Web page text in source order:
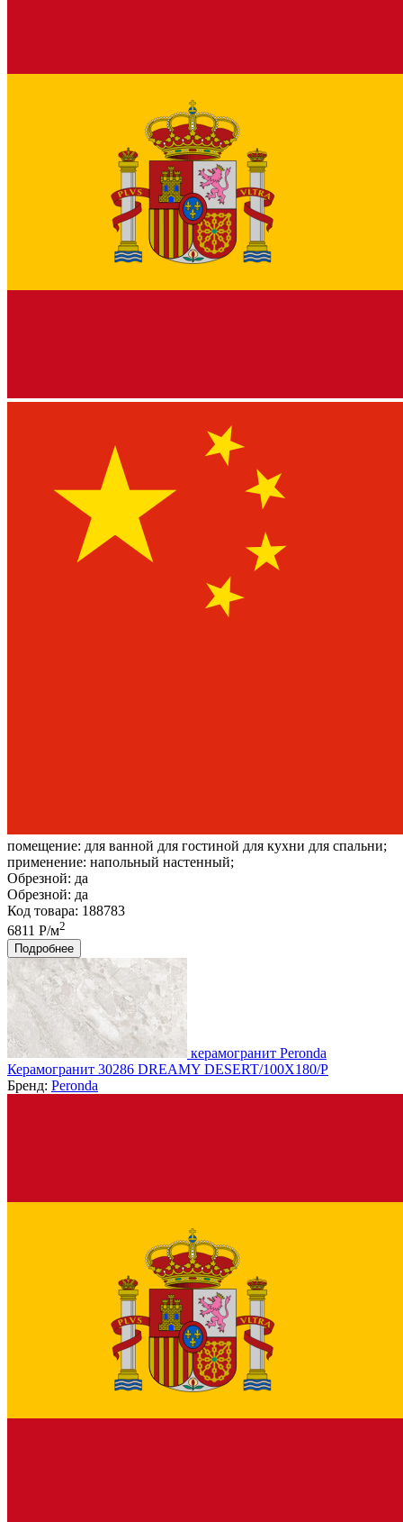
помещение: для ванной для гостиной для кухни для спальни;
применение: напольный настенный;
Обрезной: да
Обрезной: да
Код товара: 188783
6811 Р/м2
Подробнее
керамогранит Peronda
Керамогранит 30286 DREAMY DESERT/100X180/P
Бренд: Peronda